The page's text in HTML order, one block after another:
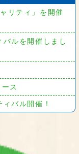
リティ」を開催
ルを開催しまし
ス
バル開催！